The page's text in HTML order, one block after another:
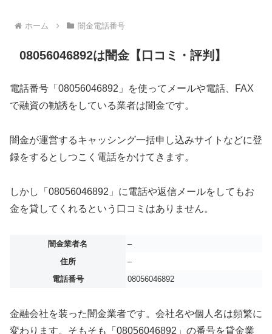
ホーム 闇金電話番号
08056046892は闇金【口コミ・評判】
電話番号「08056046892」を使ってメールや電話、FAX
で融資の勧誘をしている業者は闇金です。
闇金が運営するキャッシング一括申し込みサイトなどに登
録をするとしつこく電話をかけてきます。
しかし「08056046892」に電話や返信メールをしてもお
金を貸してくれるという口コミはありません。
闇金業者名
–
住所
–
電話番号
08056046892
金融会社を装った闇金業者です。会社名や個人名は頻繁に
変わります。そもそも「08056046892」の番号を貸金業